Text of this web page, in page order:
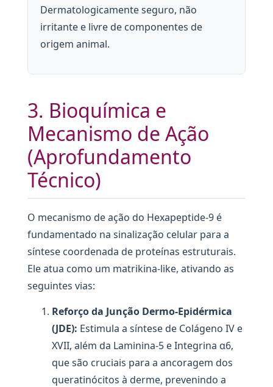
Dermatologicamente seguro, não
irritante e livre de componentes de
origem animal.
3. Bioquímica e
Mecanismo de Ação
(Aprofundamento
Técnico)
O mecanismo de ação do Hexapeptide-9 é
fundamentado na sinalização celular para a
síntese coordenada de proteínas estruturais.
Ele atua como um matrikina-like, ativando as
seguintes vias:
Reforço da Junção Dermo-Epidérmica
(JDE): Estimula a síntese de Colágeno IV e
XVII, além da Laminina-5 e Integrina α6,
que são cruciais para a ancoragem dos
queratinócitos à derme, prevenindo a